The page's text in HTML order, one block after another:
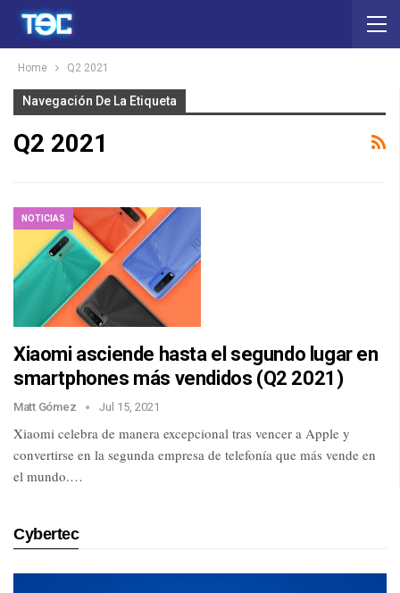
Home Q2 2021
Navegación De La Etiqueta
Q2 2021
NOTICIAS
Xiaomi asciende hasta el segundo lugar en
smartphones más vendidos (Q2 2021)
Matt Gómez Jul 15, 2021
Xiaomi celebra de manera excepcional tras vencer a Apple y
convertirse en la segunda empresa de telefonía que más vende en
el mundo.…
Cybertec